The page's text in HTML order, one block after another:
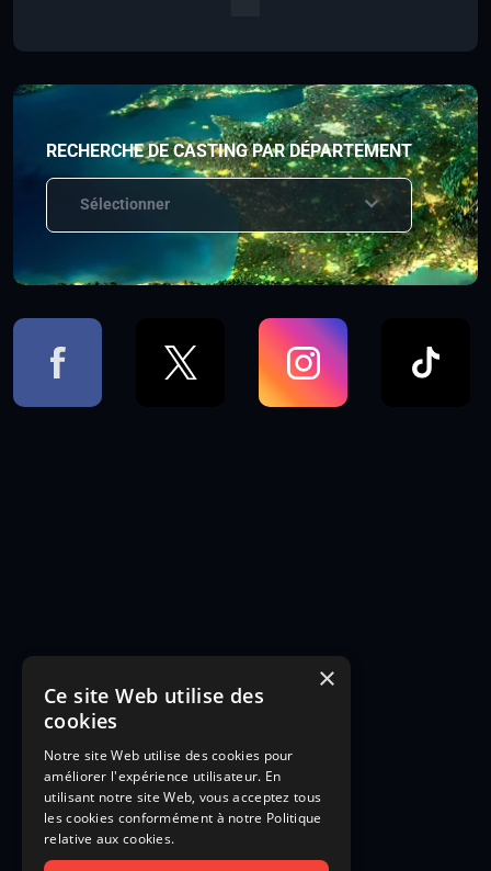
RECHERCHE DE CASTING PAR DÉPARTEMENT
Sélectionner
×
Ce site Web utilise des
cookies
Notre site Web utilise des cookies pour
améliorer l'expérience utilisateur. En
utilisant notre site Web, vous acceptez tous
les cookies conformément à notre Politique
relative aux cookies.